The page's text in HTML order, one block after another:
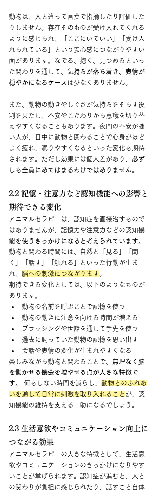
動物は、人と違って言葉で指摘したり評価した
りしません。存在そのものが受け入れてくれる
ように感じられ、「ここにいていい」「受け入
れられている」という安心感につながりやすい
面があります。なでる、抱く、見つめるといっ
た関わりを通して、 気持ちが落ち着き、表情が
穏やかになるケース は少なくありません。
また、動物の動きやしぐさが気持ちをそらす役
割を果たし、不安やこだわりから意識を切り替
えやすくなることもあります。夜間の不安が強
い人が、日中に動物と関わることで心身がほど
よく疲れ、眠りやすくなるといった変化も期待
されます。ただし効果には個人差があり、 必ず
しも全員にあてはまるわけではありません。
2.2 記憶・注意力など認知機能への影響と
期待できる変化
アニマルセラピーは、認知症を直接治すもので
はありませんが、記憶力や注意力などの認知機
能を使うきっかけになると考えられています。
動物と関わる時間には、自然と「見る」「聞
く」「話す」「触れる」といった行動が生ま
れ、 脳への刺激につながります。
期待できる変化としては、以下のようなものが
あります。
動物の名前を呼ぶことで記憶を使う
動物の動きに注意を向ける時間が増える
ブラッシングや世話を通して手先を使う
過去に飼っていた動物の記憶を思い出す
会話や表情の変化が生まれやすくなる
楽しみながら動物と関わることで、 無理なく脳
を働かせる機会を増やせる点が大きな特徴で
す。 何もしない時間を減らし、 動物とのふれあ
いを通して日常に刺激を取り入れること が、認
知機能の維持を支える一助になるでしょう。
2.3 生活意欲やコミュニケーション向上に
つながる効果
アニマルセラピーの大きな特徴として、生活意
欲やコミュニケーションのきっかけになりやす
いことが挙げられます。認知症が進むと、人と
の関わりが負担に感じられたり、話すこと自体